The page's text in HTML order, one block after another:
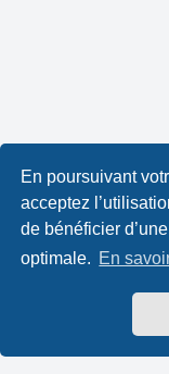
En poursuivant
acceptez
de bénéficier
optimale. En